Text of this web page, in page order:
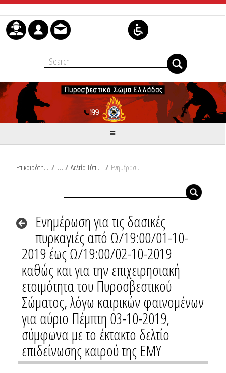
Μετάβαση στο περιεχόμενο
Επικαιρότητα / Δελτία Τύπου / Ενημέρωση για τις δασικές πυρκαγιές από Ω/19:00/01-10-2019 έως Ω/19:00/02-10-2019 καθώς και για την επιχειρησιακή ετοιμότητα του Πυροσβεστικού Σώματος, λόγω καιρικών φαινομένων για αύριο Πέμπτη 03-10-2019, σύμφωνα με το έκτακτο δελτίο επιδείνωσης καιρού της ΕΜΥ
Ενημέρωση για τις δασικές
πυρκαγιές από Ω/19:00/01-10-
2019 έως Ω/19:00/02-10-2019
καθώς και για την επιχειρησιακή
ετοιμότητα του Πυροσβεστικού
Σώματος, λόγω καιρικών φαινομένων
για αύριο Πέμπτη 03-10-2019,
σύμφωνα με το έκτακτο δελτίο
επιδείνωσης καιρού της ΕΜΥ